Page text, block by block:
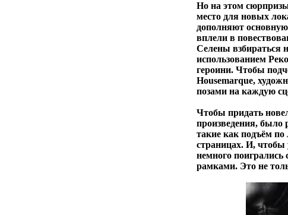
Но на этом
место для новых
дополняют
вплели в
Селены взбираться
использованием
героини. Чтобы
Housemarque,
позами на каждую
Чтобы придать
произведения, было
такие как подъём
страницах. И, чтобы
немного
рамками. Это не